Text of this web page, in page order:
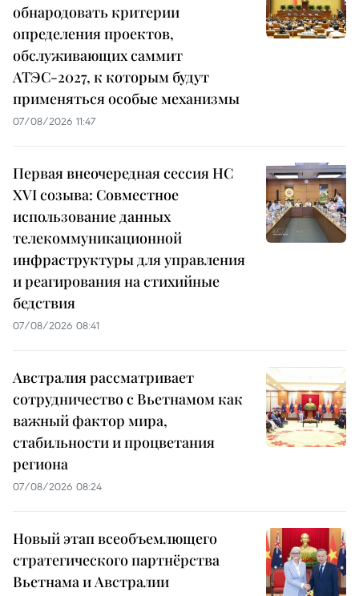
обнародовать критерии
определения проектов,
обслуживающих саммит
АТЭС-2027, к которым будут
применяться особые механизмы
07/08/2026 11:47
Первая внеочередная сессия НС
XVI созыва: Совместное
использование данных
телекоммуникационной
инфраструктуры для управления
и реагирования на стихийные
бедствия
07/08/2026 08:41
Австралия рассматривает
сотрудничество с Вьетнамом как
важный фактор мира,
стабильности и процветания
региона
07/08/2026 08:24
Новый этап всеобъемлющего
стратегического партнёрства
Вьетнама и Австралии